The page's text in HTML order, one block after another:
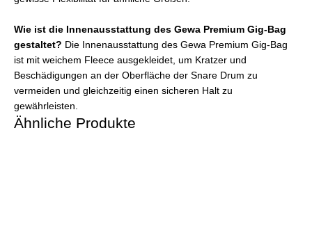
Wie ist die Innenausstattung des Gewa Premium Gig-Bag
gestaltet? Die Innenausstattung des Gewa Premium Gig-Bag
ist mit weichem Fleece ausgekleidet, um Kratzer und
Beschädigungen an der Oberfläche der Snare Drum zu
vermeiden und gleichzeitig einen sicheren Halt zu
gewährleisten.
Ähnliche Produkte